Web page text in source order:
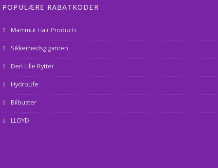
POPULÆRE RABATKODER
Mammut Hair Products
Sikkerhedsgiganten
Den Lille Rytter
HydroLife
Bilbuster
LLOYD